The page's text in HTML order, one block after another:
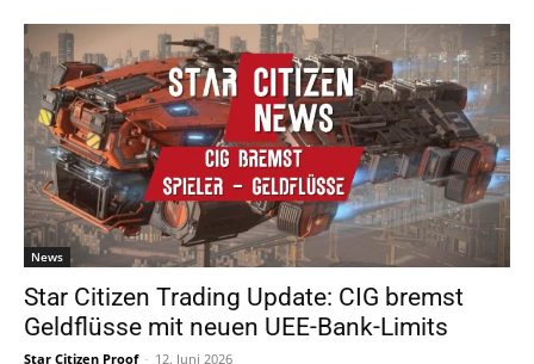
News
Star Citizen Trading Update: CIG bremst
Geldflüsse mit neuen UEE-Bank-Limits
Star Citizen Proof - 12. Juni 2026